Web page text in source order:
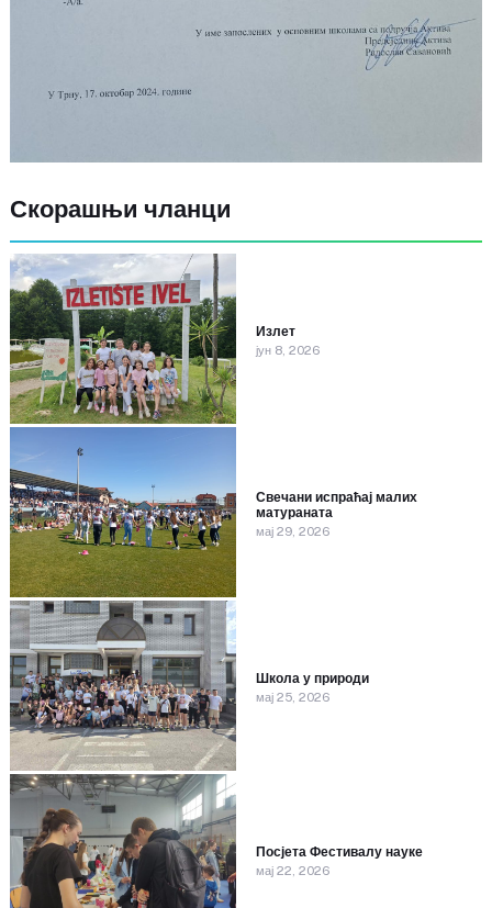
Скорашњи чланци
Излет
јун 8, 2026
Свечани испраћај малих
матураната
мај 29, 2026
Школа у природи
мај 25, 2026
Посјета Фестивалу науке
мај 22, 2026